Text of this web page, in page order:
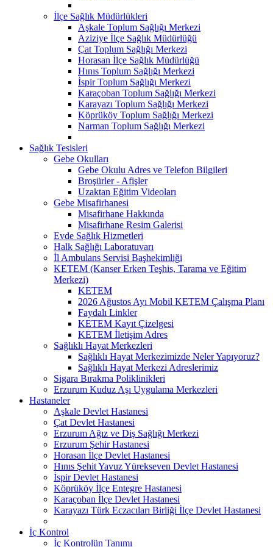
İlçe Sağlık Müdürlükleri
Aşkale Toplum Sağlığı Merkezi
Aziziye İlçe Sağlık Müdürlüğü
Çat Toplum Sağlığı Merkezi
Horasan İlçe Sağlık Müdürlüğü
Hınıs Toplum Sağlığı Merkezi
İspir Toplum Sağlığı Merkezi
Karaçoban Toplum Sağlığı Merkezi
Karayazı Toplum Sağlığı Merkezi
Köprüköy Toplum Sağlığı Merkezi
Narman Toplum Sağlığı Merkezi
Sağlık Tesisleri
Gebe Okulları
Gebe Okulu Adres ve Telefon Bilgileri
Broşürler - Afişler
Uzaktan Eğitim Videoları
Gebe Misafirhanesi
Misafirhane Hakkında
Misafirhane Resim Galerisi
Evde Sağlık Hizmetleri
Halk Sağlığı Laboratuvarı
İl Ambulans Servisi Başhekimliği
KETEM (Kanser Erken Teşhis, Tarama ve Eğitim
Merkezi)
KETEM
2026 Ağustos Ayı Mobil KETEM Çalışma Planı
Faydalı Linkler
KETEM Kayıt Çizelgesi
KETEM İletişim Adres
Sağlıklı Hayat Merkezleri
Sağlıklı Hayat Merkezimizde Neler Yapıyoruz?
Sağlıklı Hayat Merkezi Adreslerimiz
Sigara Bırakma Poliklinikleri
Erzurum Kuduz Aşı Uygulama Merkezleri
Hastaneler
Aşkale Devlet Hastanesi
Çat Devlet Hastanesi
Erzurum Ağız ve Diş Sağlığı Merkezi
Erzurum Şehir Hastanesi
Horasan İlçe Devlet Hastanesi
Hınıs Şehit Yavuz Yürekseven Devlet Hastanesi
İspir Devlet Hastanesi
Köprüköy İlçe Entegre Hastanesi
Karaçoban İlçe Devlet Hastanesi
Karayazı Türk Eczacıları Birliği İlçe Devlet Hastanesi
İç Kontrol
İç Kontrolün Tanımı